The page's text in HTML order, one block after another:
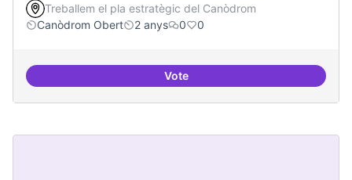
Treballem el pla estratègic del Canòdrom
Canòdrom Obert
2 anys 0 0
VoteBar obert i dinamitzat